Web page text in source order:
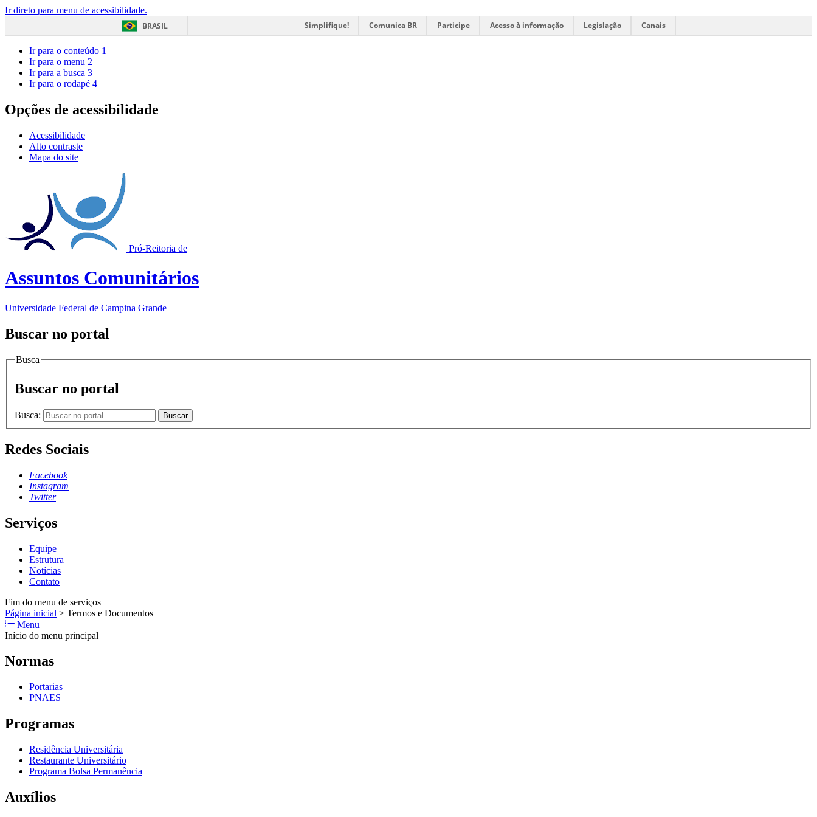
Ir direto para menu de acessibilidade.
BRASIL
Simplifique! Comunica BR Participe Acesso à informação Legislação Canais
Ir para o conteúdo 1
Ir para o menu 2
Ir para a busca 3
Ir para o rodapé 4
Opções de acessibilidade
Acessibilidade
Alto contraste
Mapa do site
Pró-Reitoria de
Assuntos Comunitários
Universidade Federal de Campina Grande
Buscar no portal
Busca
Buscar no portal
Busca: Buscar
Redes Sociais
Facebook
Instagram
Twitter
Serviços
Equipe
Estrutura
Notícias
Contato
Fim do menu de serviços
Página inicial > Termos e Documentos
Menu
Início do menu principal
Normas
Portarias
PNAES
Programas
Residência Universitária
Restaurante Universitário
Programa Bolsa Permanência
Auxílios